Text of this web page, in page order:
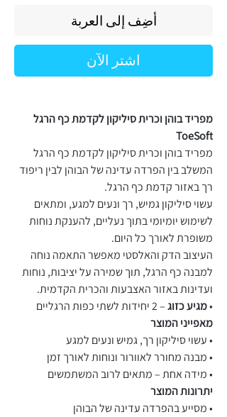
أضِف إلى العربة
اشترِ الآن
מפריד בוהן וכרית סיליקון לקדמת כף הרגל
ToeSoft
מפריד בוהן וכרית סיליקון לקדמת כף הרגל
המשלב בין הפרדה עדינה של הבוהן לבין ריפוד
רך באזור קדמת כף הרגל.
עשוי סיליקון גמיש, רך ונעים למגע, ומתאים
לשימוש יומיומי בתוך נעליים, להענקת נוחות
משופרת לאורך כל היום.
העיצוב הדק והאלסטי מאפשר התאמה נוחה
למבנה כף הרגל, תוך שמירה על יציבות, נוחות
ועדינות באזור האצבעות והכרית הקדמית.
•מגיע כזוג– 2 יחידות לשתי כפות הרגליים
מאפייני המוצר
• עשוי סיליקון רך, גמיש ונעים למגע
• מבנה מחורר לאוורור ונוחות לאורך זמן
• מידה אחת – מתאים לרוב המשתמשים
יתרונות המוצר
• מסייע בהפרדה עדינה של הבוהן